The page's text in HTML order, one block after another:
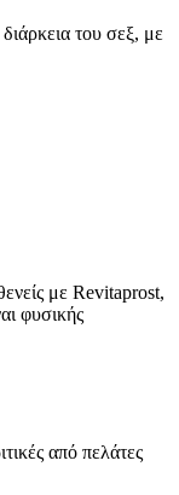
του σεξ, με
με Revitaprost,
φυσικής
από πελάτες